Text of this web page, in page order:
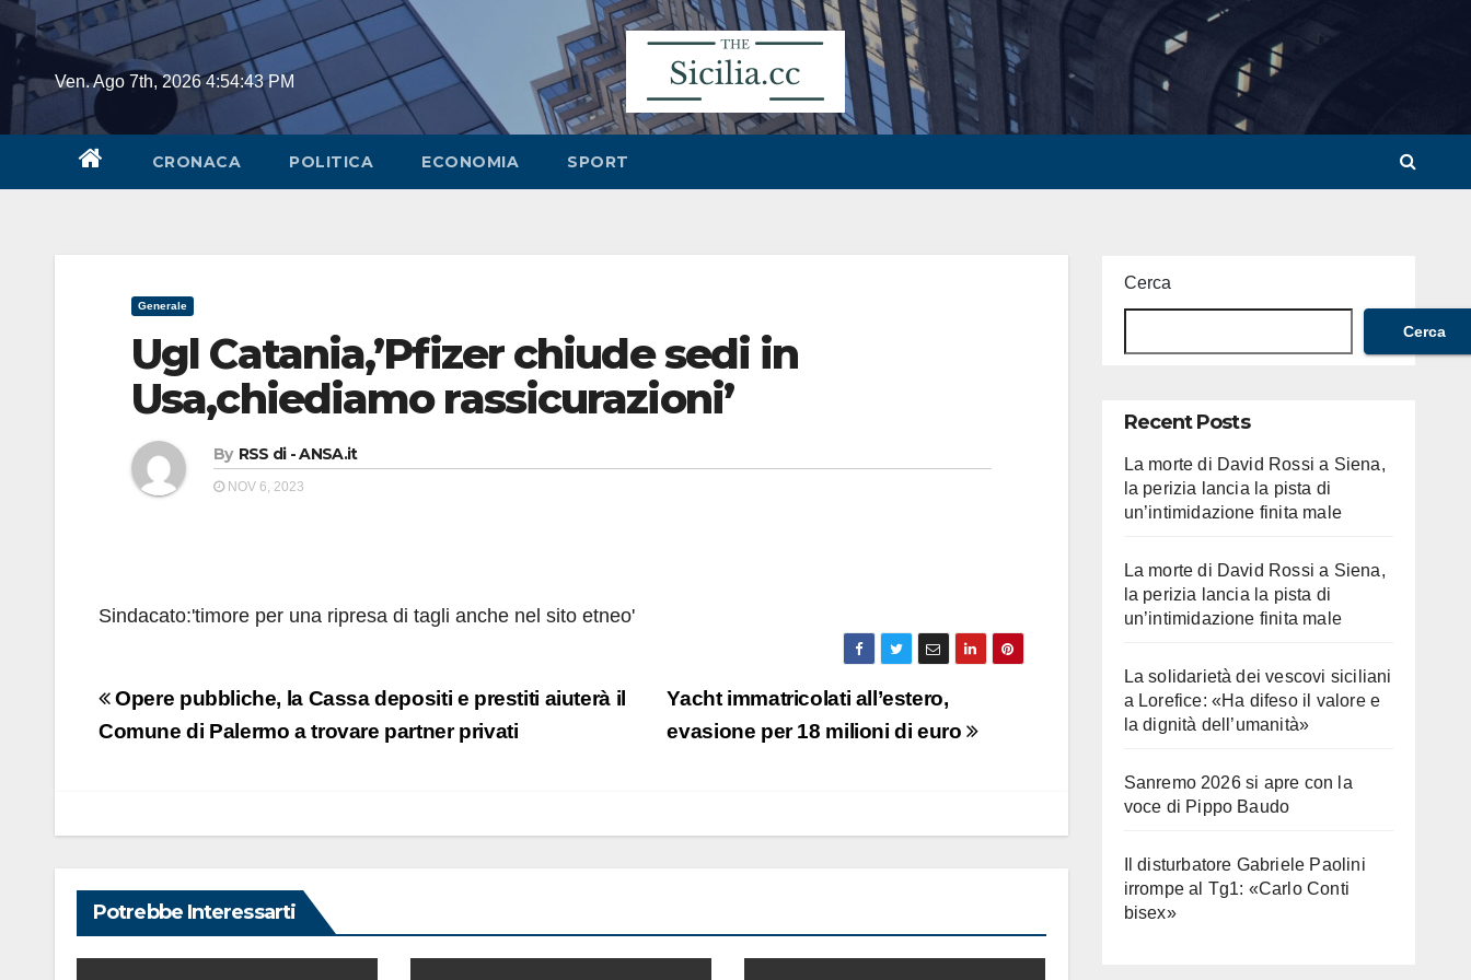
Skip
contentVen. Ago 7th, 20264:54:44 PM
CRONACA POLITICA ECONOMIA SPORT
Generale
Ugl Catania,’Pfizer chiude sedi in
Usa,chiediamo rassicurazioni’
By RSS di - ANSA.it
NOV 6, 2023
Sindacato:'timore per una ripresa di tagli anche nel sito etneo'
Navigazione
articoli
Yacht immatricolati all’estero,
evasione per 18 milioni di euro
Opere pubbliche, la Cassa depositi e prestiti aiuterà il
Comune di Palermo a trovare partner privati
Potrebbe Interessarti
Cerca
Cerca
Recent Posts
La morte di David Rossi a Siena,
la perizia lancia la pista di
un’intimidazione finita male
La morte di David Rossi a Siena,
la perizia lancia la pista di
un’intimidazione finita male
La solidarietà dei vescovi siciliani
a Lorefice: «Ha difeso il valore e
la dignità dell’umanità»
Sanremo 2026 si apre con la
voce di Pippo Baudo
Il disturbatore Gabriele Paolini
irrompe al Tg1: «Carlo Conti
bisex»